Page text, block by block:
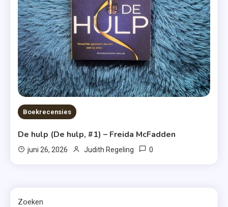
Boekrecensies
De hulp (De hulp, #1) – Freida McFadden
juni 26, 2026 Judith Regeling 0
Zoeken